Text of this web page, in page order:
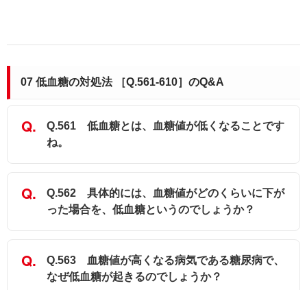
07 低血糖の対処法 ［Q.561-610］のQ&A
Q.561 低血糖とは、血糖値が低くなることです
ね。
Q.562 具体的には、血糖値がどのくらいに下が
った場合を、低血糖というのでしょうか？
Q.563 血糖値が高くなる病気である糖尿病で、
なぜ低血糖が起きるのでしょうか？